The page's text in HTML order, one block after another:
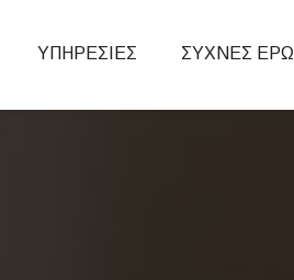
ΥΠΗΡΕΣΙΕΣ ΣΥΧΝΕΣ